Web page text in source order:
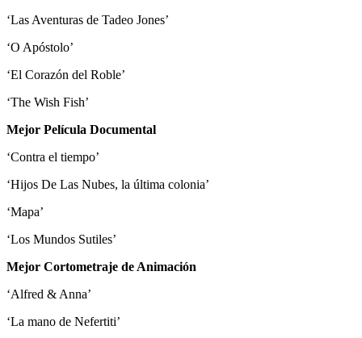
‘Las Aventuras de Tadeo Jones’
‘O Apóstolo’
‘El Corazón del Roble’
‘The Wish Fish’
Mejor Película Documental
‘Contra el tiempo’
‘Hijos De Las Nubes, la última colonia’
‘Mapa’
‘Los Mundos Sutiles’
Mejor Cortometraje de Animación
‘Alfred & Anna’
‘La mano de Nefertiti’